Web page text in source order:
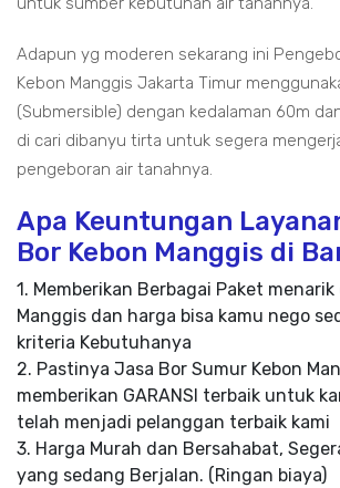
Adapun yg moderen sekarang ini
Kebon Manggis Jakarta Timur
(Submersible) dengan kedalaman 60m
di cari dibanyu tirta untuk segera
pengeboran air tanahnya.
Apa Keuntungan
Bor Kebon Manggis di
1. Memberikan Berbagai Paket menarik
Manggis dan harga bisa kamu nego
kriteria Kebutuhanya
2. Pastinya Jasa Bor Sumur Kebon
memberikan GARANSI terbaik untuk
telah menjadi pelanggan terbaik kami
3. Harga Murah dan Bersahabat,
yang sedang Berjalan. (Ringan biaya)